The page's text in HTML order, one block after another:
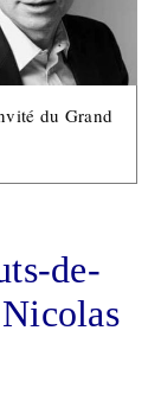
du Grand
de-